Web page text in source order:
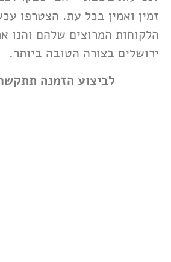
זמין ואמין בכל עת. הצטרפו
הלקוחות המרוצים שלהם והנו
ירושלים בצורה הטובה ביותר.
לביצוע הזמנה